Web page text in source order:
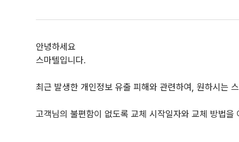
안녕하세요
스마텔입니다.
최근 발생한 개인정보 유출 피해와 관련하여, 원하시는
고객님의 불편함이 없도록 교체 시작일자와 교체 방법을